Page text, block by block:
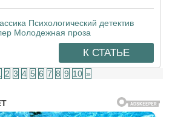
Психологический детектив
Молодежная проза
К СТАТЬЕ
2 3 4 5 6 7 8 9 10 »